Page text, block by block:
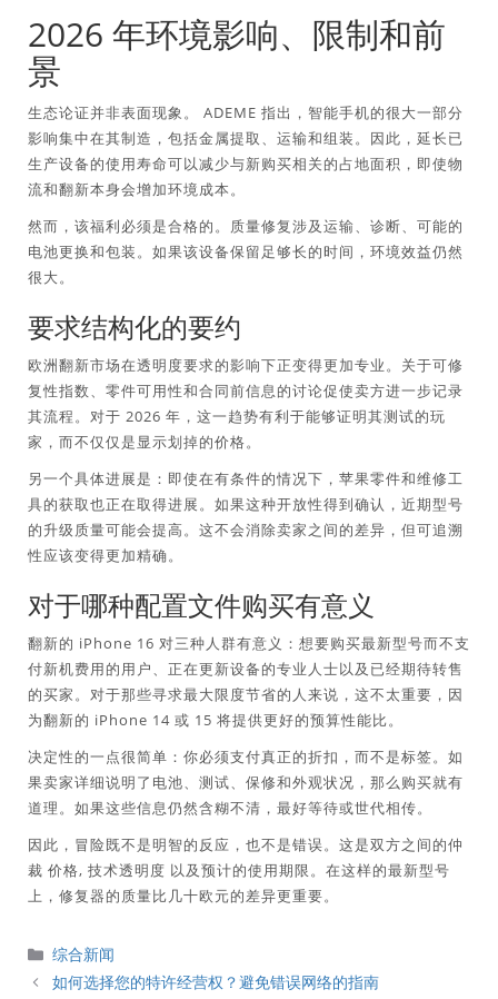
2026 年环境影响、限制和前
景
生态论证并非表面现象。 ADEME 指出，智能手机的很大一部分
影响集中在其制造，包括金属提取、运输和组装。因此，延长已
生产设备的使用寿命可以减少与新购买相关的占地面积，即使物
流和翻新本身会增加环境成本。
然而，该福利必须是合格的。质量修复涉及运输、诊断、可能的
电池更换和包装。如果该设备保留足够长的时间，环境效益仍然
很大。
要求结构化的要约
欧洲翻新市场在透明度要求的影响下正变得更加专业。关于可修
复性指数、零件可用性和合同前信息的讨论促使卖方进一步记录
其流程。对于 2026 年，这一趋势有利于能够证明其测试的玩
家，而不仅仅是显示划掉的价格。
另一个具体进展是：即使在有条件的情况下，苹果零件和维修工
具的获取也正在取得进展。如果这种开放性得到确认，近期型号
的升级质量可能会提高。这不会消除卖家之间的差异，但可追溯
性应该变得更加精确。
对于哪种配置文件购买有意义
翻新的 iPhone 16 对三种人群有意义：想要购买最新型号而不支
付新机费用的用户、正在更新设备的专业人士以及已经期待转售
的买家。对于那些寻求最大限度节省的人来说，这不太重要，因
为翻新的 iPhone 14 或 15 将提供更好的预算性能比。
决定性的一点很简单：你必须支付真正的折扣，而不是标签。如
果卖家详细说明了电池、测试、保修和外观状况，那么购买就有
道理。如果这些信息仍然含糊不清，最好等待或世代相传。
因此，冒险既不是明智的反应，也不是错误。这是双方之间的仲
裁 价格, 技术透明度 以及预计的使用期限。在这样的最新型号
上，修复器的质量比几十欧元的差异更重要。
分
類
综合新闻
如何选择您的特许经营权？避免错误网络的指南